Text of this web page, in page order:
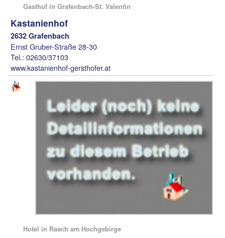
Gasthof in Grafenbach-St. Valentin
Kastanienhof
2632 Grafenbach
Ernst Gruber-Straße 28-30
Tel.: 02630/37103
www.kastanienhof-gersthofer.at
Hotel in Raach am Hochgebirge